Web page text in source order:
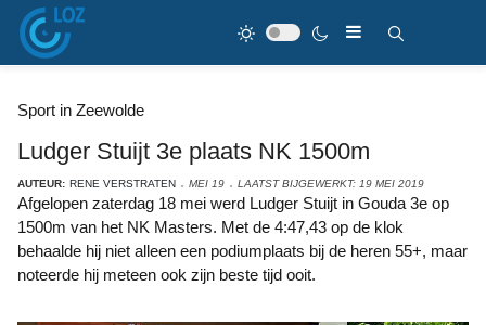
Sport in Zeewolde
Ludger Stuijt 3e plaats NK 1500m
AUTEUR: RENE VERSTRATEN MEI 19 LAATST BIJGEWERKT: 19 MEI 2019
Afgelopen zaterdag 18 mei werd Ludger Stuijt in Gouda 3e op
1500m van het NK Masters. Met de 4:47,43 op de klok
behaalde hij niet alleen een podiumplaats bij de heren 55+, maar
noteerde hij meteen ook zijn beste tijd ooit.